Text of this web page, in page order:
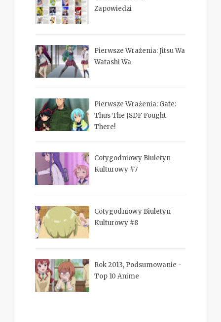
Zapowiedzi
Pierwsze Wrażenia: Jitsu Wa
Watashi Wa
Pierwsze Wrażenia: Gate:
Thus The JSDF Fought
There!
Cotygodniowy Biuletyn
Kulturowy #7
Cotygodniowy Biuletyn
Kulturowy #8
Rok 2013, Podsumowanie -
Top 10 Anime